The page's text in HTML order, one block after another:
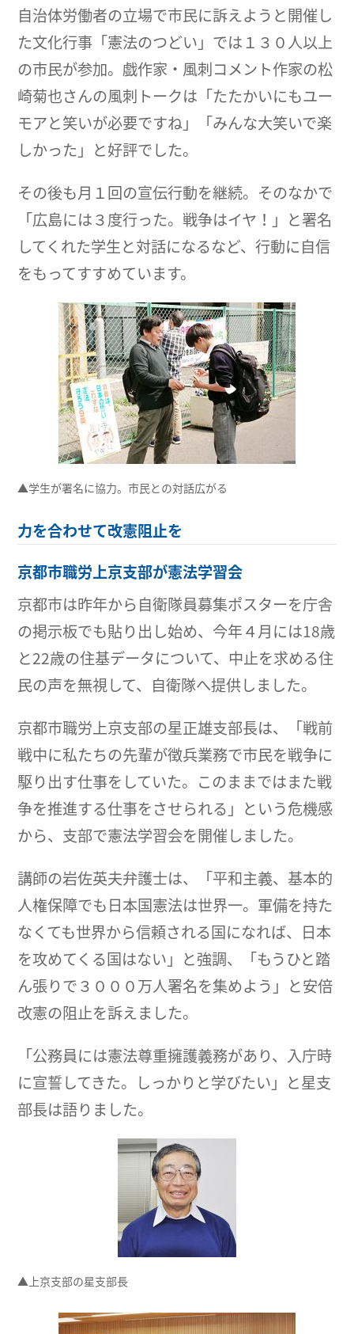
自治体労働者の立場で市民に訴えようと開催し
た文化行事「憲法のつどい」では１３０人以上
の市民が参加。戯作家・風刺コメント作家の松
崎菊也さんの風刺トークは「たたかいにもユー
モアと笑いが必要ですね」「みんな大笑いで楽
しかった」と好評でした。
その後も月１回の宣伝行動を継続。そのなかで
「広島には３度行った。戦争はイヤ！」と署名
してくれた学生と対話になるなど、行動に自信
をもってすすめています。
▲学生が署名に協力。市民との対話広がる
力を合わせて改憲阻止を
京都市職労上京支部が憲法学習会
京都市は昨年から自衛隊員募集ポスターを庁舎
の掲示板でも貼り出し始め、今年４月には18歳
と22歳の住基データについて、中止を求める住
民の声を無視して、自衛隊へ提供しました。
京都市職労上京支部の星正雄支部長は、「戦前
戦中に私たちの先輩が徴兵業務で市民を戦争に
駆り出す仕事をしていた。このままではまた戦
争を推進する仕事をさせられる」という危機感
から、支部で憲法学習会を開催しました。
講師の岩佐英夫弁護士は、「平和主義、基本的
人権保障でも日本国憲法は世界一。軍備を持た
なくても世界から信頼される国になれば、日本
を攻めてくる国はない」と強調、「もうひと踏
ん張りで３０００万人署名を集めよう」と安倍
改憲の阻止を訴えました。
「公務員には憲法尊重擁護義務があり、入庁時
に宣誓してきた。しっかりと学びたい」と星支
部長は語りました。
▲上京支部の星支部長